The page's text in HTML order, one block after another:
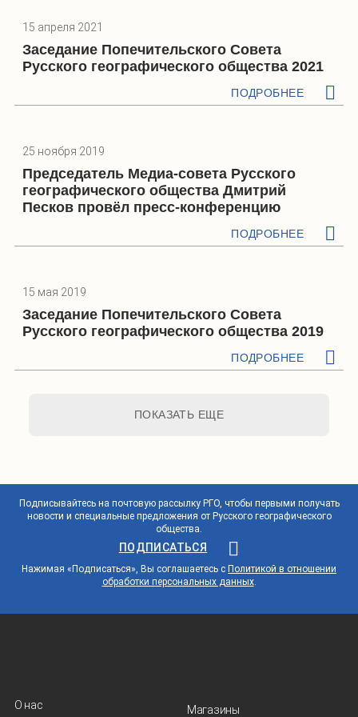
15 апреля 2021
Заседание Попечительского Совета
Русского географического общества 2021
ПОДРОБНЕЕ
25 ноября 2019
Председатель Медиа-совета Русского
географического общества Дмитрий
Песков провёл пресс-конференцию
ПОДРОБНЕЕ
15 мая 2019
Заседание Попечительского Совета
Русского географического общества 2019
ПОДРОБНЕЕ
ПОКАЗАТЬ ЕЩЕ
Подписывайтесь на почтовую рассылку РГО, чтобы первыми получать
новости и специальные предложения от Русского географического
общества.
ПОДПИСАТЬСЯ
Нажимая «Подписаться», Вы соглашаетесь с Политикой в отношении
обработки персональных данных.
О нас Магазины